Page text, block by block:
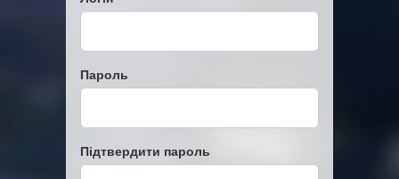
Пароль
Підтвердити пароль